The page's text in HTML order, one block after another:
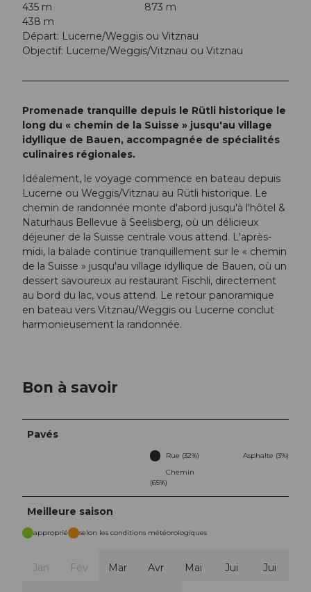
435 m
873 m
438 m
Départ: Lucerne/Weggis ou Vitznau
Objectif: Lucerne/Weggis/Vitznau ou Vitznau
Promenade tranquille depuis le Rütli historique le
long du « chemin de la Suisse » jusqu'au village
idyllique de Bauen, accompagnée de spécialités
culinaires régionales.
Idéalement, le voyage commence en bateau depuis
Lucerne ou Weggis/Vitznau au Rütli historique. Le
chemin de randonnée monte d'abord jusqu'à l'hôtel &
Naturhaus Bellevue à Seelisberg, où un délicieux
déjeuner de la Suisse centrale vous attend. L'après-
midi, la balade continue tranquillement sur le « chemin
de la Suisse » jusqu'au village idyllique de Bauen, où un
dessert savoureux au restaurant Fischli, directement
au bord du lac, vous attend. Le retour panoramique
en bateau vers Vitznau/Weggis ou Lucerne conclut
harmonieusement la randonnée.
Bon à savoir
Pavés
Rue (32%)
Asphalte (3%)
Chemin
(65%)
Meilleure saison
approprié selon les conditions météorologiques
Jan Fév Mar Avr Mai Jui Jui